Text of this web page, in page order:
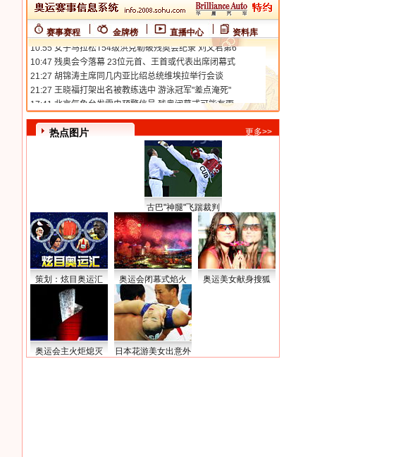
赛事赛程 金牌榜 直播中心 资料库
热点图片 更多>>
古巴"神腿"飞踹裁判
策划：炫目奥运汇 奥运会闭幕式焰火 奥运美女献身搜狐
奥运会主火炬熄灭 日本花游美女出意外